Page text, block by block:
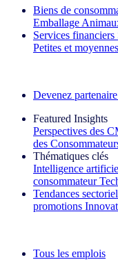
Biens de
Emballage
Services financiers
Petites et
Devenez
Featured Insights
Perspectives des
des
Thématiques clés
Intelligence
consommateur
Tendances
promotions
Tous les emplois